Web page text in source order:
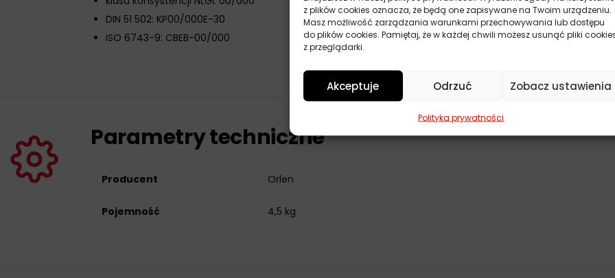
z plików cookies oznacza, że będą one zapisywane na Twoim urządzeniu.
Masz możliwość zarządzania warunkami przechowywania lub dostępu
do plików cookies. Pamiętaj, że w każdej chwili możesz usunąć pliki
z przeglądarki.
Akceptuje Odrzuć Zobacz ustawienia
Polityka prywatności
DIN 51 502: KP00/000E-30
ISO 6743-9: CBEB-00/000
Parametry techniczne
Producent Orlen
Pojemność 4,5 kg